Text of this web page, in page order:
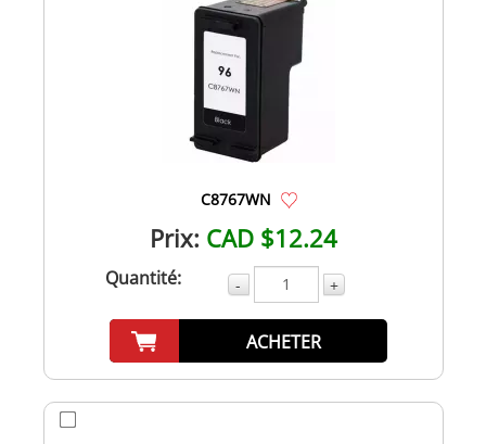
C8767WN
Prix: CAD $12.24
Quantité: - +
ACHETER